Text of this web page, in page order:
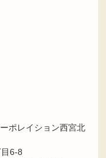
ポレイション西宮北
6-8